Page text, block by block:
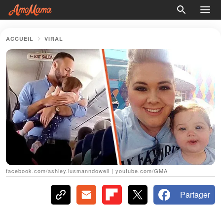
ACCUEIL VIRAL
facebook.com/ashley.lusmanndowell | youtube.com/GMA
Partager